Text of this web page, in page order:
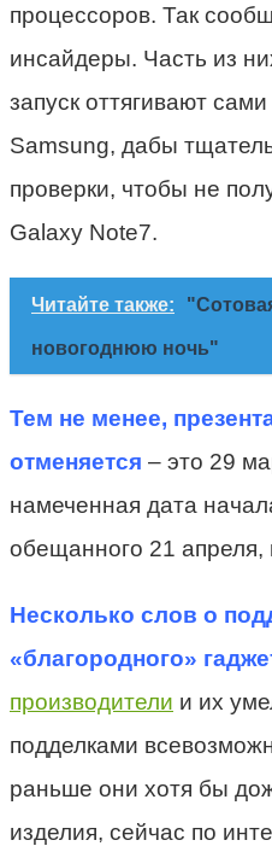
процессоров. Так
инсайдеры. Часть из
запуск оттягивают
Samsung, дабы
проверки, чтобы не
Galaxy Note7.
Читайте также:
новогоднюю ночь"
Тем не менее,
отменяется – это 29
намеченная дата
обещанного 21 апреля,
Несколько слов о
«благородного»
производители и их
подделками
раньше они хотя бы
изделия, сейчас по